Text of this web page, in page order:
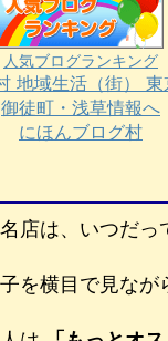
人気ブログランキング
にほんブログ村
店は、いつだっ
を横目で見なが